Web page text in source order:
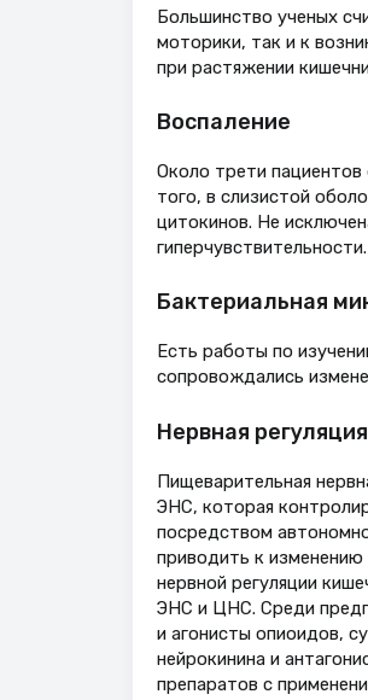
Большинство ученых
моторики, так и к
при растяжении
Воспаление
Около трети
того, в слизистой
цитокинов. Не
гиперчувствительности.
Бактериальная
Есть работы по
сопровождались
Нервная
Пищеварительная
ЭНС, которая
посредством
приводить к
нервной регуляции
ЭНС и ЦНС. Среди
и агонисты опиоидов,
нейрокинина и
препаратов с